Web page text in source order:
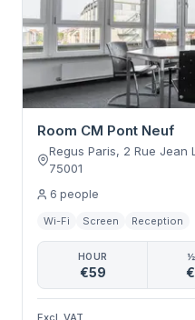
Room CM Pont Neuf
Regus Paris, 2 Rue Jean
75001
6 people
Wi-Fi Screen Reception
HOUR
€59
Excl. VAT